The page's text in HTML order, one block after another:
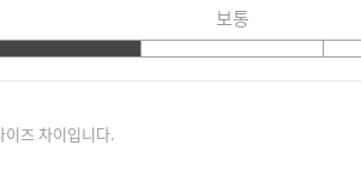
보통
즈 차이입니다.